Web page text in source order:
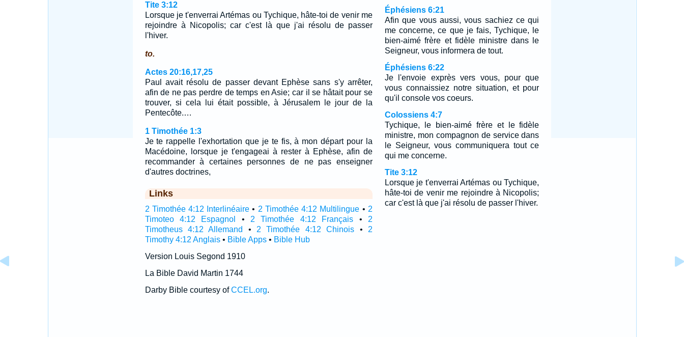
Tite 3:12
Lorsque je t'enverrai Artémas ou Tychique, hâte-toi de venir me
rejoindre à Nicopolis; car c'est là que j'ai résolu de passer
l'hiver.
to.
Actes 20:16,17,25
Paul avait résolu de passer devant Ephèse sans s'y arrêter,
afin de ne pas perdre de temps en Asie; car il se hâtait pour se
trouver, si cela lui était possible, à Jérusalem le jour de la
Pentecôte.…
1 Timothée 1:3
Je te rappelle l'exhortation que je te fis, à mon départ pour la
Macédoine, lorsque je t'engageai à rester à Ephèse, afin de
recommander à certaines personnes de ne pas enseigner
d'autres doctrines,
Links
2 Timothée 4:12 Interlinéaire • 2 Timothée 4:12 Multilingue • 2
Timoteo 4:12 Espagnol
• 2 Timothée 4:12 Français • 2
Timotheus 4:12 Allemand
• 2 Timothée 4:12 Chinois • 2
Timothy 4:12 Anglais• Bible Apps• Bible Hub
Version Louis Segond 1910
La Bible David Martin 1744
Darby Bible courtesy ofCCEL.org.
Éphésiens 6:21
Afin que vous aussi, vous sachiez ce qui
me concerne, ce que je fais, Tychique, le
bien-aimé frère et fidèle ministre dans le
Seigneur, vous informera de tout.
Éphésiens 6:22
Je l'envoie exprès vers vous, pour que
vous connaissiez notre situation, et pour
qu'il console vos coeurs.
Colossiens 4:7
Tychique, le bien-aimé frère et le fidèle
ministre, mon compagnon de service dans
le Seigneur, vous communiquera tout ce
qui me concerne.
Tite 3:12
Lorsque je t'enverrai Artémas ou Tychique,
hâte-toi de venir me rejoindre à Nicopolis;
car c'est là que j'ai résolu de passer l'hiver.